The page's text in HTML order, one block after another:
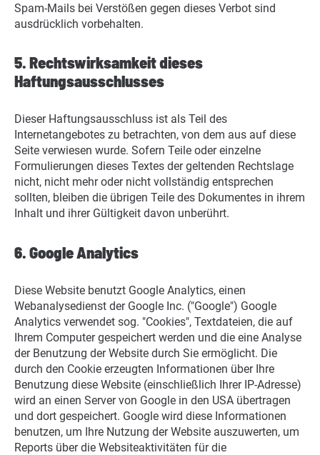
Spam-Mails bei Verstößen gegen dieses Verbot sind
ausdrücklich vorbehalten.
5. Rechtswirksamkeit dieses
Haftungsausschlusses
Dieser Haftungsausschluss ist als Teil des
Internetangebotes zu betrachten, von dem aus auf diese
Seite verwiesen wurde. Sofern Teile oder einzelne
Formulierungen dieses Textes der geltenden Rechtslage
nicht, nicht mehr oder nicht vollständig entsprechen
sollten, bleiben die übrigen Teile des Dokumentes in ihrem
Inhalt und ihrer Gültigkeit davon unberührt.
6. Google Analytics
Diese Website benutzt Google Analytics, einen
Webanalysedienst der Google Inc. ("Google") Google
Analytics verwendet sog. "Cookies", Textdateien, die auf
Ihrem Computer gespeichert werden und die eine Analyse
der Benutzung der Website durch Sie ermöglicht. Die
durch den Cookie erzeugten Informationen über Ihre
Benutzung diese Website (einschließlich Ihrer IP-Adresse)
wird an einen Server von Google in den USA übertragen
und dort gespeichert. Google wird diese Informationen
benutzen, um Ihre Nutzung der Website auszuwerten, um
Reports über die Websiteaktivitäten für die